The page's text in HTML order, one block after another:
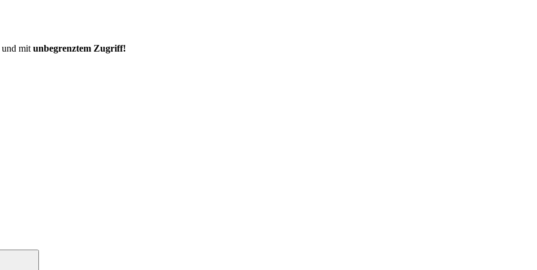
und mit unbegrenztem Zugriff!